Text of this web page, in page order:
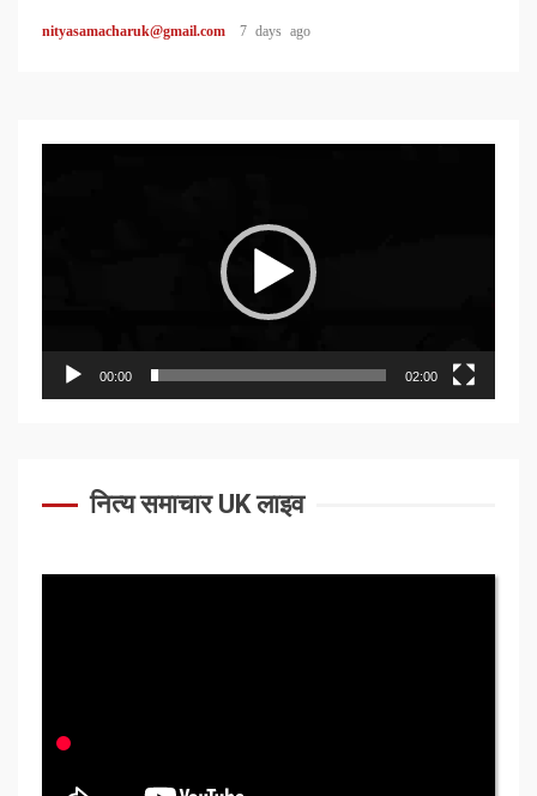
nityasamacharuk@gmail.com 7 days ago
00:00 02:00
नित्य समाचार UK लाइव